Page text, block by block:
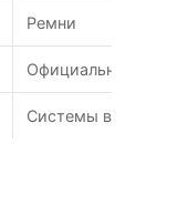
Ремни
Официальная
Системы